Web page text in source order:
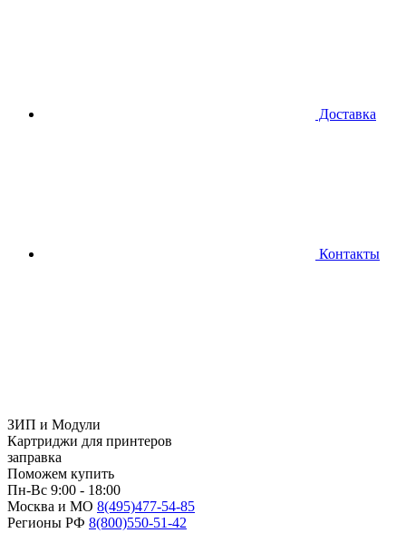
Доставка
Контакты
ЗИП и Модули
Картриджи для принтеров
заправка
Поможем купить
Пн-Вс 9:00 - 18:00
Москва и МО 8(495)477-54-85
Регионы РФ 8(800)550-51-42